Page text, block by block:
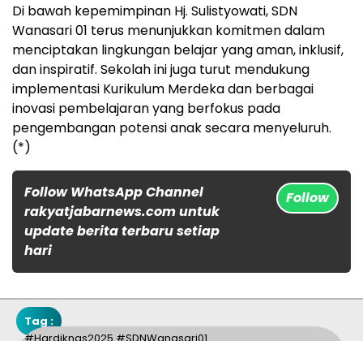
Di bawah kepemimpinan Hj. Sulistyowati, SDN
Wanasari 01 terus menunjukkan komitmen dalam
menciptakan lingkungan belajar yang aman, inklusif,
dan inspiratif. Sekolah ini juga turut mendukung
implementasi Kurikulum Merdeka dan berbagai
inovasi pembelajaran yang berfokus pada
pengembangan potensi anak secara menyeluruh.
(*)
Follow WhatsApp Channel
rakyatjabarnews.com untuk
update berita terbaru setiap
hari
Follow
Tag :
#Hardiknas2025 #SDNWanasari01